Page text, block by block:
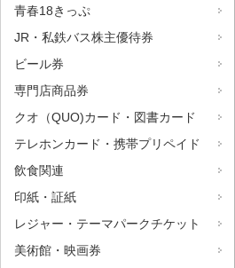
青春18きっぷ
JR・私鉄バス株主優待券
ビール券
専門店商品券
クオ（QUO)カード・図書カード
テレホンカード・携帯プリペイド
飲食関連
印紙・証紙
レジャー・テーマパークチケット
美術館・映画券